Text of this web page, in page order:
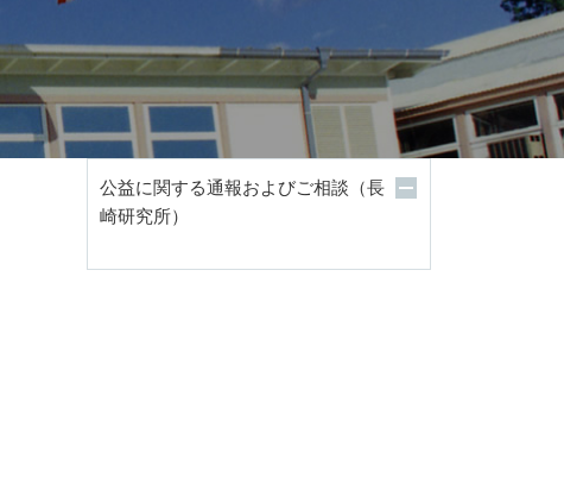
公益に関する通報およびご相談（長
崎研究所）